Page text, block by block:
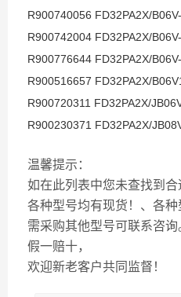
R900740056 FD32PA2X/
R900742004 FD32PA2X/
R900776644 FD32PA2X/
R900516657 FD32PA2X/
R900720311 FD32PA2X/
R900230371 FD32PA2X/
温馨提示：
如在此列表中您未查找到合
各种型号均有现货！、各种
需采购其他型号可联系咨询
假一赔十，
欢迎新老客户共同监督！